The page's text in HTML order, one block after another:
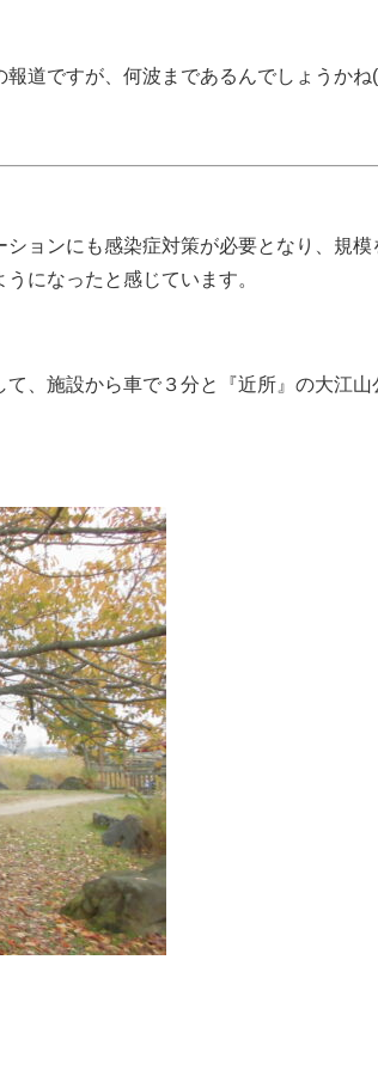
道ですが、何波まであるんでしょうかね
ョンにも感染症対策が必要となり、規模
になったと感じています。
、施設から車で３分と『近所』の大江山